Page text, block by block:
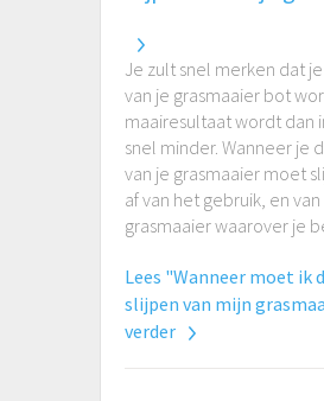
Je zult snel merken dat
van je grasmaaier bot
maairesultaat wordt dan
snel minder. Wanneer je
van je grasmaaier moet
af van het gebruik, en
grasmaaier waarover je
Lees "Wanneer moet ik
slijpen van mijn
verder